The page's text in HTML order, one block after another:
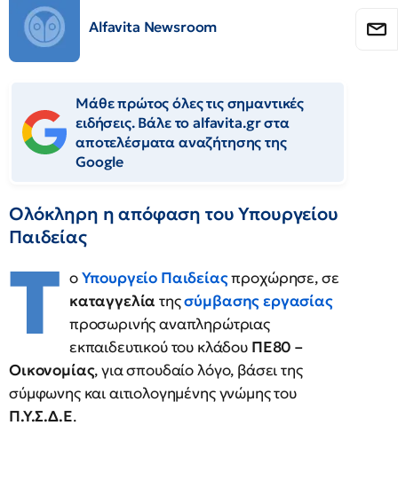
Alfavita Newsroom
Μάθε πρώτος όλες τις σημαντικές
ειδήσεις. Βάλε το alfavita.gr στα
αποτελέσματα αναζήτησης της
Google
Ολόκληρη η απόφαση του Υπουργείου
Παιδείας
Τ οΥπουργείο Παιδείαςπροχώρησε, σε
καταγγελίατηςσύμβασης εργασίας
προσωρινής αναπληρώτριας
εκπαιδευτικού του κλάδου ΠΕ80 –
Οικονομίας, για σπουδαίο λόγο, βάσει της
σύμφωνης και αιτιολογημένης γνώμης του
Π.Υ.Σ.Δ.Ε.